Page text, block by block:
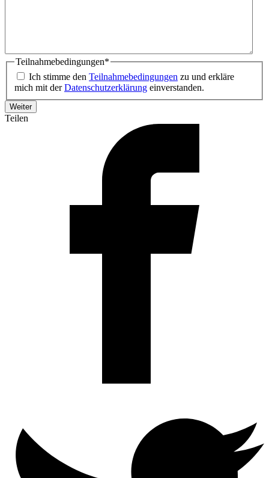
Teilnahmebedingungen*
Ich stimme den Teilnahmebedingungen zu und erkläre
mich mit derDatenschutzerklärung einverstanden.
Teilen